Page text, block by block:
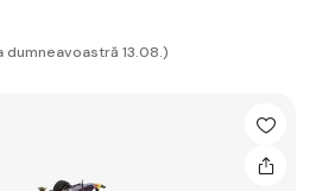
dumneavoastră 13.08.)